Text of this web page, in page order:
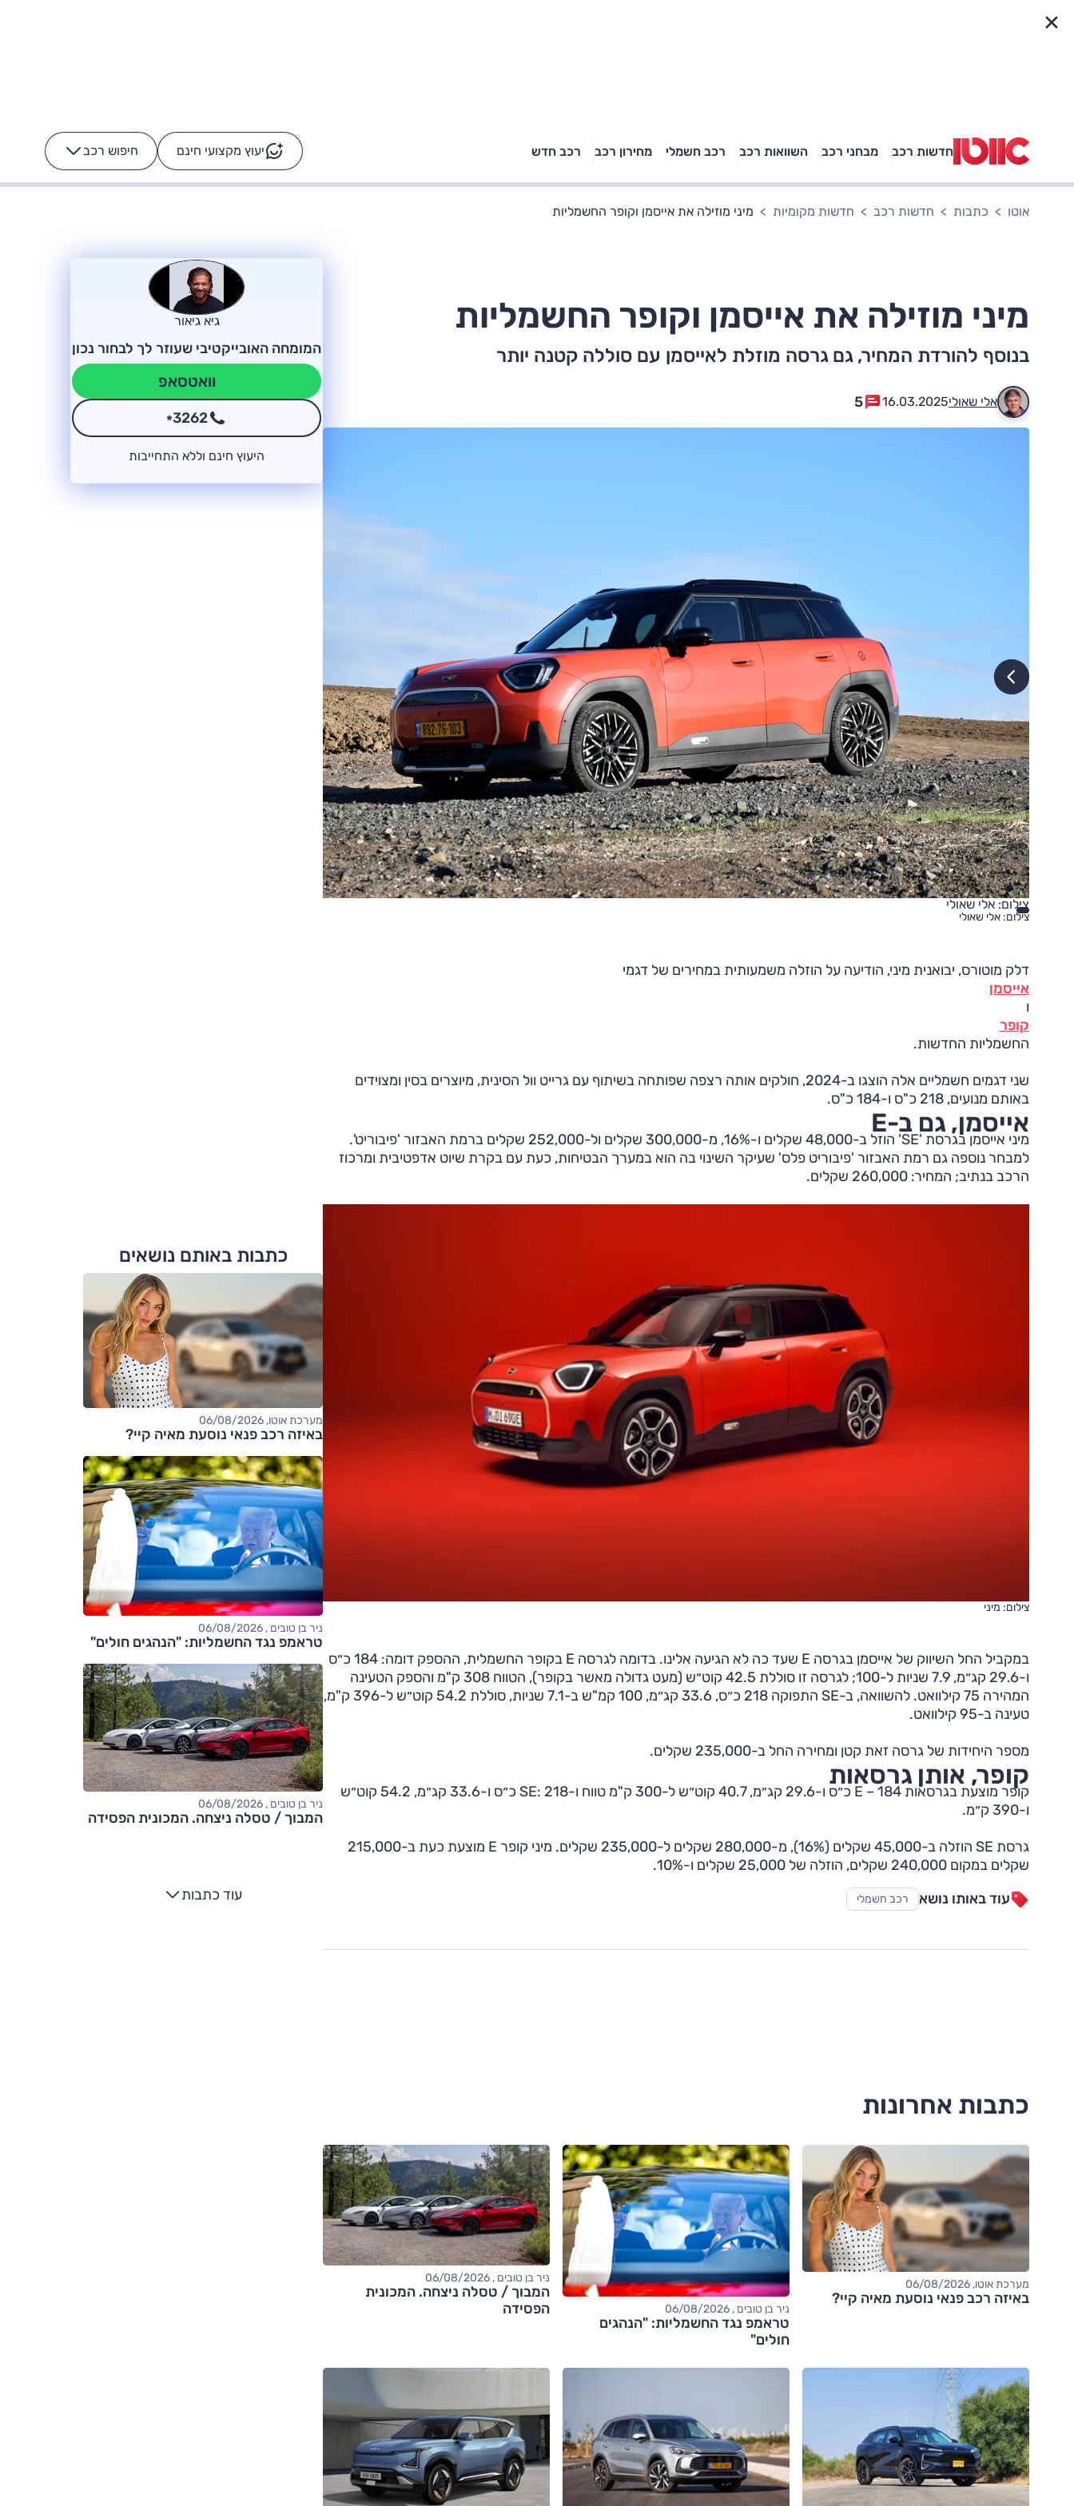
חדשות רכב מבחני רכב השוואות רכב רכב חשמלי מחירון רכב רכב חדש יעוץ מקצועי חינם חיפוש רכב -
באיזה רכב פנאי נוסעת
טויוטה ראב 4, קיה
ספורטאז' לונג ויונדאי
הנייר ועל הכביש
רכבי הסלבס: על מה נוסע
הרכב לא מתקלקל. המסך
כן
אוטו כתבות חדשות רכב חדשות מקומיות מיני מוזילה את אייסמן וקופר החשמליות
מיני מוזילה את אייסמן וקופר החשמליות
בנוסף להורדת המחיר, גם גרסה מוזלת לאייסמן עם סוללה קטנה יותר
אלי שאולי16.03.2025
5
צילום: אלי שאולי
צילום: אלי שאולי
דלק מוטורס, יבואנית מיני, הודיעה על הוזלה משמעותית במחירים של דגמי
אייסמן
ו
קופר
החשמליות החדשות.
שני דגמים חשמליים אלה הוצגו ב-2024, חולקים אותה רצפה שפותחה בשיתוף עם גרייט וול הסינית, מיוצרים בסין ומצוידים
באותם מנועים, 218 כ"ס ו-184 כ"ס.
אייסמן, גם ב-E
מיני אייסמן בגרסת 'SE' הוזל ב-48,000 שקלים ו-16%, מ-300,000 שקלים ול-252,000 שקלים ברמת האבזור 'פיבוריט'.
למבחר נוספה גם רמת האבזור 'פיבוריט פלס' שעיקר השינוי בה הוא במערך הבטיחות, כעת עם בקרת שיוט אדפטיבית ומרכוז
הרכב בנתיב; המחיר: 260,000 שקלים.
צילום: מיני
במקביל החל השיווק של אייסמן בגרסה E שעד כה לא הגיעה אלינו. בדומה לגרסה E בקופר החשמלית, ההספק דומה: 184 כ״ס
ו-29.6 קג״מ, 7.9 שניות ל-100; לגרסה זו סוללת 42.5 קוט״ש (מעט גדולה מאשר בקופר), הטווח 308 ק"מ והספק הטעינה
המהירה 75 קילוואט. להשוואה, ב-SE התפוקה 218 כ״ס, 33.6 קג״מ, 100 קמ"ש ב-7.1 שניות, סוללת 54.2 קוט״ש ל-396 ק"מ,
טעינה ב-95 קילוואט.
מספר היחידות של גרסה זאת קטן ומחירה החל ב-235,000 שקלים.
קופר, אותן גרסאות
קופר מוצעת בגרסאות E – 184 כ״ס ו-29.6 קג״מ, 40.7 קוט״ש ל-300 ק"מ טווח ו-SE: 218 כ״ס ו-33.6 קג״מ, 54.2 קוט״ש
ו-390 ק״מ.
גרסת SE הוזלה ב-45,000 שקלים (16%), מ-280,000 שקלים ל-235,000 שקלים. מיני קופר E מוצעת כעת ב-215,000
שקלים במקום 240,000 שקלים, הוזלה של 25,000 שקלים ו-10%.
עוד באותו נושא
רכב חשמלי
כתבות אחרונות
מערכת אוטו, 06/08/2026
באיזה רכב פנאי נוסעת מאיה קיי?
ניר בן טובים , 06/08/2026
טראמפ נגד החשמליות: "הנהגים
חולים"
ניר בן טובים , 06/08/2026
המבוך / טסלה ניצחה. המכונית
הפסידה
גיא גיאור
המומחה האובייקטיבי שעוזר לך לבחור נכון
וואטסאפ
*3262
היעוץ חינם וללא התחייבות
כתבות באותם נושאים
מערכת אוטו, 06/08/2026
באיזה רכב פנאי נוסעת מאיה קיי?
ניר בן טובים , 06/08/2026
טראמפ נגד החשמליות: "הנהגים חולים"
ניר בן טובים , 06/08/2026
המבוך / טסלה ניצחה. המכונית הפסידה
עוד כתבות